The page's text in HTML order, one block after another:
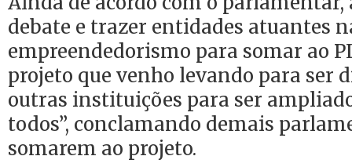
debate e trazer entidades atuantes
empreendedorismo para somar ao
projeto que venho levando para ser
outras instituições para ser
todos”, conclamando demais
somarem ao projeto.